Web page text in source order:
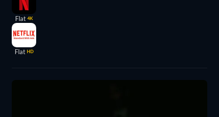
Flat 4K
Flat HD